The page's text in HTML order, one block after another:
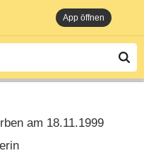
App öffnen
am 18.11.1999